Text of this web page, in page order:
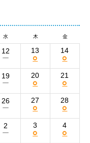
水 木 金
12
ー
13
○
14
○
19
ー
20
○
21
○
26
ー
27
○
28
○
2
ー
3
○
4
○
ださい。
動産 小山城東店
山城東店の買い手
ンです。
at home、HOM
ータルサイトに掲
のご紹介があるこ
トワークを活かせる